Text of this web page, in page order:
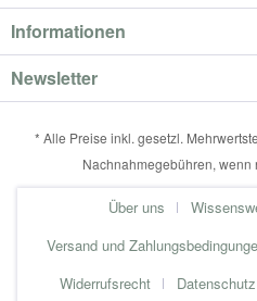
Informationen
Newsletter
* Alle Preise inkl. gesetzl.
Nachnahmegebühren,
Über uns
Versand und
Widerrufsrecht
Datenschutz